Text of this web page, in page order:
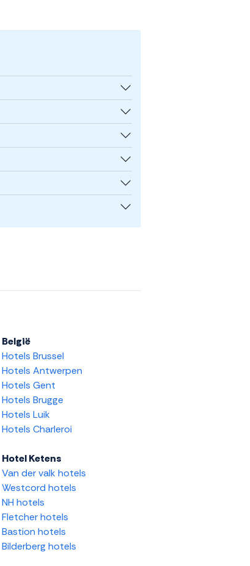
België
Hotels Brussel
Hotels Antwerpen
Hotels Gent
Hotels Brugge
Hotels Luik
Hotels Charleroi
Hotel Ketens
Van der valk hotels
Westcord hotels
NH hotels
Fletcher hotels
Bastion hotels
Bilderberg hotels